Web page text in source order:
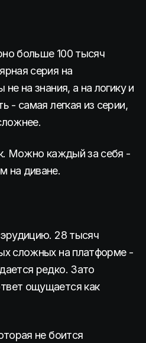
больше 100 тысяч
серия на
на знания, а на логику и
- самая легкая из серии,
Можно каждый за себя -
на диване.
эрудицию. 28 тысяч
сложных на платформе -
редко. Зато
ощущается как
не боится